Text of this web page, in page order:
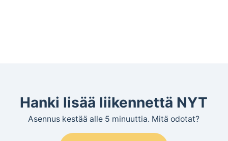
Hanki lisää liikennettä NYT
Asennus kestää alle 5 minuuttia. Mitä odotat?